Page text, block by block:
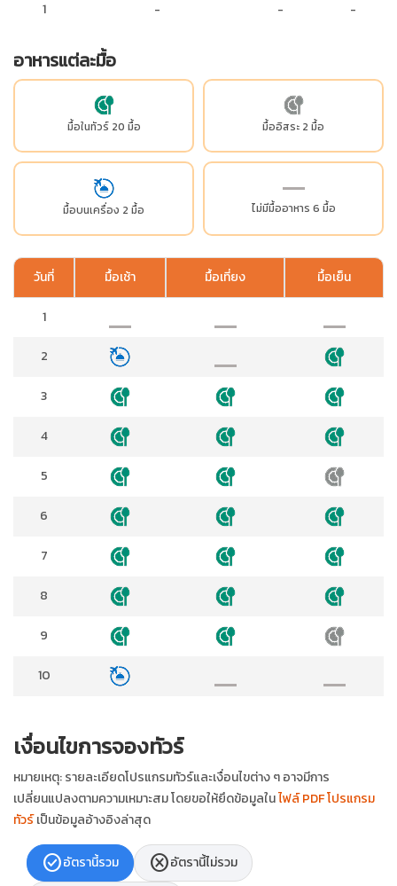
1 - - -
อาหารแต่ละมื้อ
มื้อในทัวร์ 20 มื้อ มื้ออิสระ 2 มื้อ
มื้อบนเครื่อง 2 มื้อ ไม่มีมื้ออาหาร 6 มื้อ
วันที่ มื้อเช้า มื้อเที่ยง มื้อเย็น
1
2
3
4
5
6
7
8
9
10
เงื่อนไขการจองทัวร์
หมายเหตุ: รายละเอียดโปรแกรมทัวร์และเงื่อนไขต่าง ๆ อาจมีการ
เปลี่ยนแปลงตามความเหมาะสม โดยขอให้ยึดข้อมูลในไฟล์ PDF โปรแกรม
ทัวร์เป็นข้อมูลอ้างอิงล่าสุด
check_circleอัตรานี้รวม cancelอัตรานี้ไม่รวม